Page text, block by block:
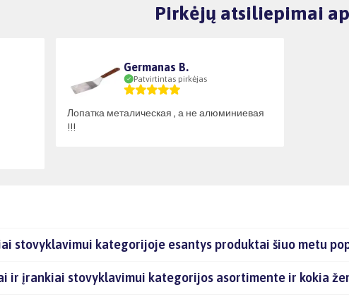
Pirkėjų atsiliepimai
Germanas B.
Patvirtintas pirkėjas
Лопатка металическая , а не алюминиевая
!!!
stovyklavimui kategorijoje esantys produktai šiuo metu
ir įrankiai stovyklavimui kategorijos asortimente ir kokia